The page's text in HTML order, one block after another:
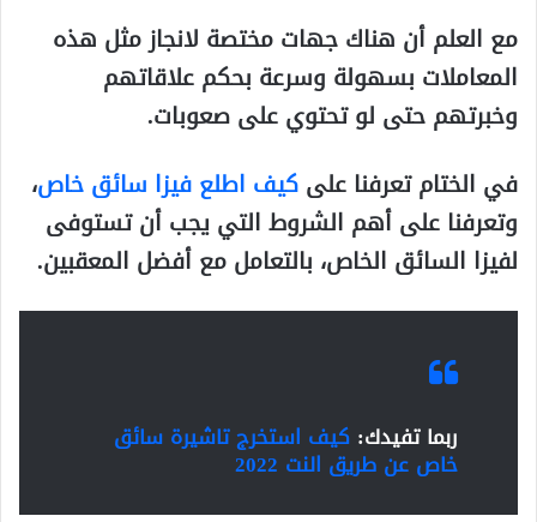
مع العلم أن هناك جهات مختصة لانجاز مثل هذه
المعاملات بسهولة وسرعة بحكم علاقاتهم
وخبرتهم حتى لو تحتوي على صعوبات.
في الختام تعرفنا علىكيف اطلع فيزا سائق خاص،
وتعرفنا على أهم الشروط التي يجب أن تستوفى
لفيزا السائق الخاص، بالتعامل مع أفضل المعقبين.
ربما تفيدك: كيف استخرج تاشيرة سائق
خاص عن طريق النت 2022